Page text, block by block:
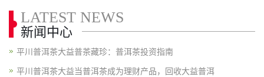
LATEST NEWS
新闻中心
平川普洱茶大益普茶藏珍：普洱茶投资指南
平川普洱茶大益当普洱茶成为理财产品，回收大益普洱